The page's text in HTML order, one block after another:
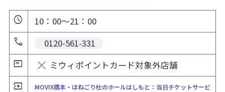
10：00～21：00
0120-561-331
ミウィポイントカード対象外店舗
MOVIX橋本・ほねごり杜のホールはしもと：当日チケットサービ